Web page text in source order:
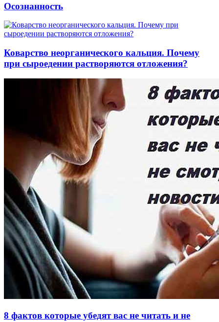
Осознанность
Коварство неорганического кальция. Почему
при сыроедении растворяются отложения?
8 фактов которые убедят вас не читать и не